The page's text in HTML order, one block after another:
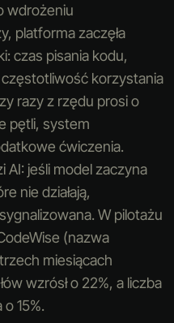
wdrożeniu
platforma zaczęła
czas pisania kodu,
częstotliwość korzystania
razy z rzędu prosi o
pętli, system
ćwiczenia.
AI: jeśli model zaczyna
nie działają,
W pilotażu
(nazwa
miesiącach
wzrósł o 22%, a liczba
15%.